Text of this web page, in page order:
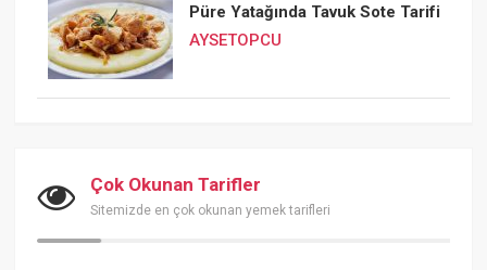
Püre Yatağında Tavuk Sote Tarifi
AYSETOPCU
Çok Okunan Tarifler
Sitemizde en çok okunan yemek tarifleri